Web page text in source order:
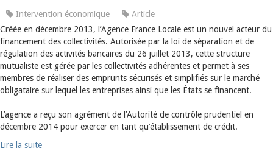
Intervention économique
Article
Créée en décembre 2013, l’Agence France Locale est un nouvel acteur du
financement des collectivités. Autorisée par la loi de séparation et de
régulation des activités bancaires du 26 juillet 2013, cette structure
mutualiste est gérée par les collectivités adhérentes et permet à ses
membres de réaliser des emprunts sécurisés et simplifiés sur le marché
obligataire sur lequel les entreprises ainsi que les États se financent.
L’agence a reçu son agrément de l’Autorité de contrôle prudentiel en
décembre 2014 pour exercer en tant qu’établissement de crédit.
Lire la suite